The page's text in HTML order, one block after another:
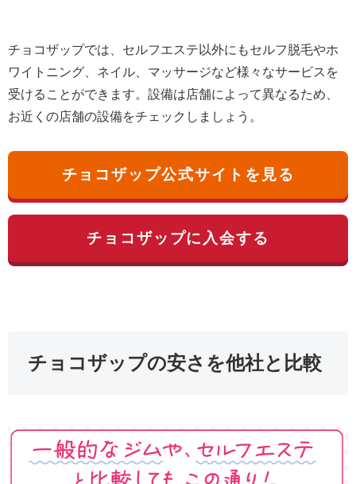
チョコザップでは、セルフエステ以外にもセルフ脱毛やホ
ワイトニング、ネイル、マッサージなど様々なサービスを
受けることができます。設備は店舗によって異なるため、
お近くの店舗の設備をチェックしましょう。
チョコザップ公式サイトを見る
チョコザップに入会する
チョコザップの安さを他社と比較